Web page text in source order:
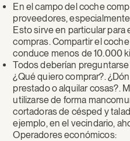
En el campo del coche
proveedores,
Esto sirve en particular para
compras. Compartir el
conduce menos de 10.000
Todos deberían
¿Qué quiero comprar?.
prestado o alquilar cosas?.
utilizarse de forma
cortadoras de césped y
ejemplo, en el vecindario,
Operadores económicos: